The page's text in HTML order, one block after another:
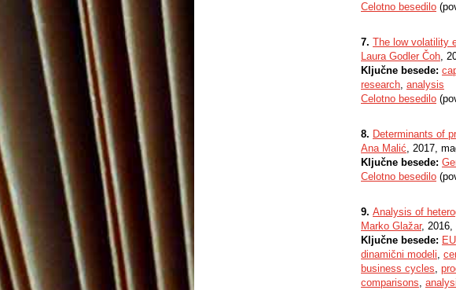
Celotno besedilo
7. The low volatility
Laura Godler Čoh,
Ključne besede:
research, analysis
Celotno besedilo
8. Determinants of
Ana Malić, 2017,
Ključne besede:
Celotno besedilo
9. Analysis of
Marko Glažar, 2016,
Ključne besede: EU
dinamični modeli,
business cycles,
comparisons,